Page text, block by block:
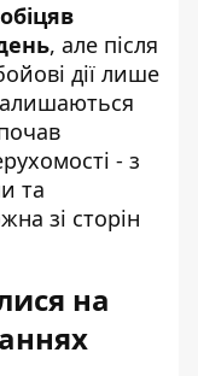
, але після
дії лише
- з
та
зі сторін
на